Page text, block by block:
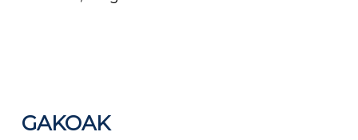
GAKOAK